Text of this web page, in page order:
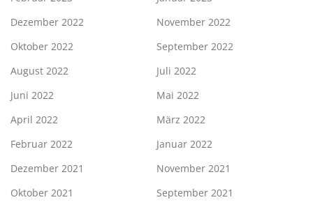
Dezember 2022
November 2022
Oktober 2022
September 2022
August 2022
Juli 2022
Juni 2022
Mai 2022
April 2022
März 2022
Februar 2022
Januar 2022
Dezember 2021
November 2021
Oktober 2021
September 2021